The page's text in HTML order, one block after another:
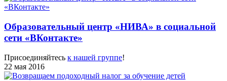
Образовательный центр «НИВА» в социальной
сети «ВКонтакте»
Присоединяйтесь к нашей группе!
22 мая 2016